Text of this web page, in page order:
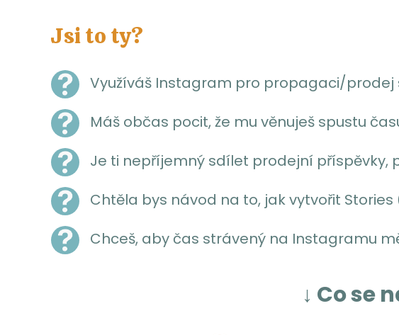
Jsi to ty?
Využíváš Instagram pro propagaci/prodej
Máš občas pocit, že mu věnuješ spustu
Je ti nepříjemný sdílet prodejní příspěvky,
Chtěla bys návod na to, jak vytvořit
Chceš, aby čas strávený na Instagramu
↓ Co se